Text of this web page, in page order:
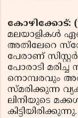
കോഴിക്കോട്:
മലയാളികള്‍
അതിലേറെ
പേരാണ്
പോരാടി മരിച്ച
നൊമ്പരവും
സ്മരിക്കുന്ന
ലിനിയുടെ
കിട്ടിയിരിക്കുന്നു.